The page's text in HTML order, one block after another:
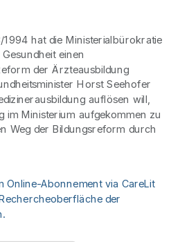
hat die Ministerialbürokratie
einen
der Ärzteausbildung
Horst Seehofer
auflösen will,
im Ministerium aufgekommen zu
Weg der Bildungsreform durch
Online-Abonnement via CareLit
der